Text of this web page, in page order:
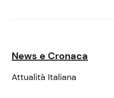
News e Cronaca
Attualità Italiana